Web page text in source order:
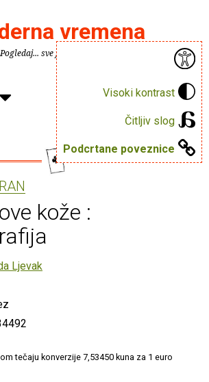
Visoki kontrast
Čitljiv slog
Podcrtane poveznice
vremena
Pogledaj... sve je puno knjiga.
kože :
Ljevak
tečaju konverzije 7,53450 kuna za 1 euro